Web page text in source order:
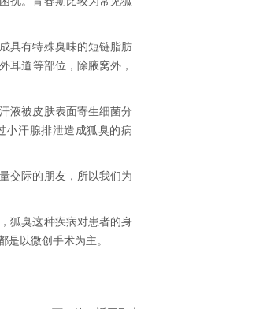
具有特殊臭味的短链脂肪
耳道等部位，除腋窝外，
液被皮肤表面寄生细菌分
小汗腺排泄造成狐臭的病
交际的朋友，所以我们为
狐臭这种疾病对患者的身
以微创手术为主。